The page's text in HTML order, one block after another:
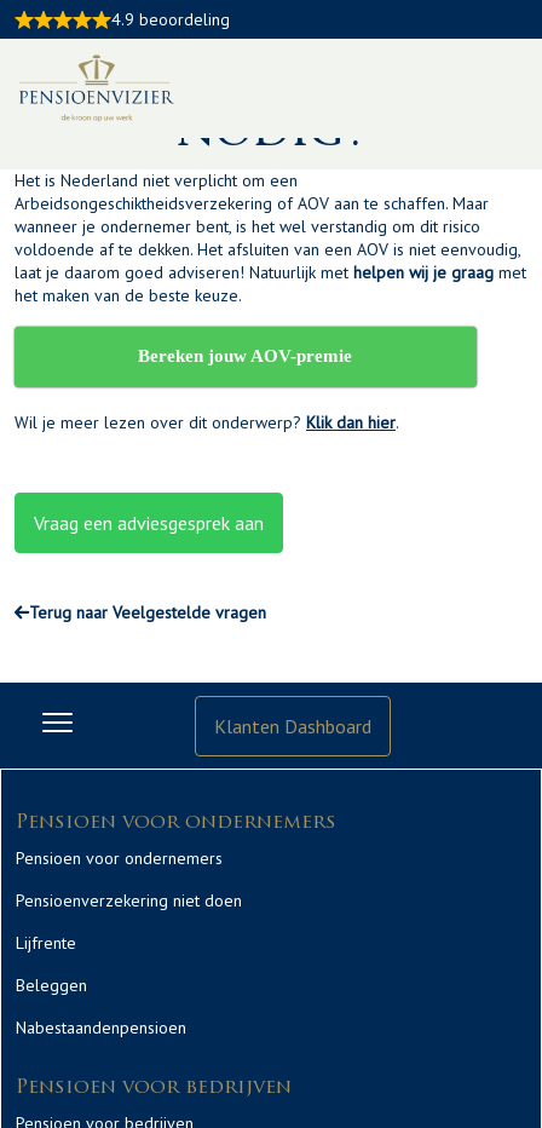
4.9 beoordeling
Heb ik een
nodig?
Het is Nederland niet verplicht om een
Arbeidsongeschiktheidsverzekering of AOV aan te schaffen. Maar
wanneer je ondernemer bent, is het wel verstandig om dit risico
voldoende af te dekken. Het afsluiten van een AOV is niet eenvoudig,
laat je daarom goed adviseren! Natuurlijk met helpen wij je graag met
het maken van de beste keuze.
Bereken jouw AOV-premie
Wil je meer lezen over dit onderwerp? Klik dan hier.
Vraag een adviesgesprek aan
Terug naar Veelgestelde vragen
Klanten Dashboard
Pensioen voor ondernemers
Pensioen voor ondernemers
Pensioenverzekering niet doen
Lijfrente
Beleggen
Nabestaandenpensioen
Pensioen voor bedrijven
Pensioen voor bedrijven